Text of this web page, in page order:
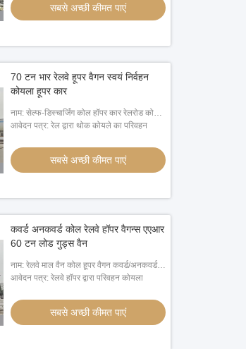
सबसे अच्छी कीमत पाएं
70 टन भार रेलवे हूपर वैगन स्वयं निर्वहन
कोयला हूपर कार
नाम: सेल्फ-डिस्चार्जिंग कोल हॉपर कार रेलरोड कोल
वैगन 70 टन लोड
आवेदन पत्र: रेल द्वारा थोक कोयले का परिवहन
सबसे अच्छी कीमत पाएं
कवर्ड अनकवर्ड कोल रेलवे हॉपर वैगन्स एएआर
60 टन लोड गुड्स वैन
नाम: रेलवे माल वैन कोल हूपर वैगन कवर्ड/अनकवर्ड
60 टन लोड
आवेदन पत्र: रेलवे हॉपर द्वारा परिवहन कोयला
सबसे अच्छी कीमत पाएं